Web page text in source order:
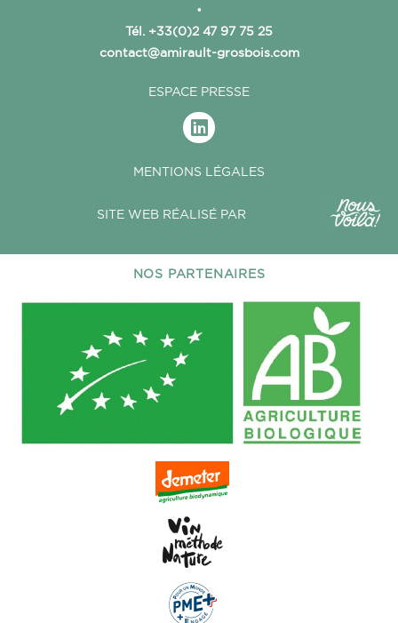
•
Tél. +33(0)2 47 97 75 25
contact@amirault-grosbois.com
ESPACE PRESSE
MENTIONS LÉGALES
SITE WEB RÉALISÉ PAR
NOS PARTENAIRES